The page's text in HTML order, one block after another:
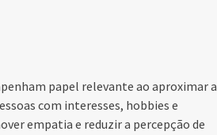
papel relevante ao aproximar a
com interesses, hobbies e
empatia e reduzir a percepção de